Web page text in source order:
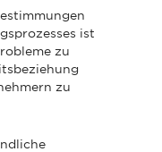
ist
zu
zu